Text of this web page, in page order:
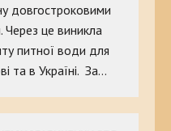
довгостроковими
Через це виникла
питної води для
та в Україні. За…